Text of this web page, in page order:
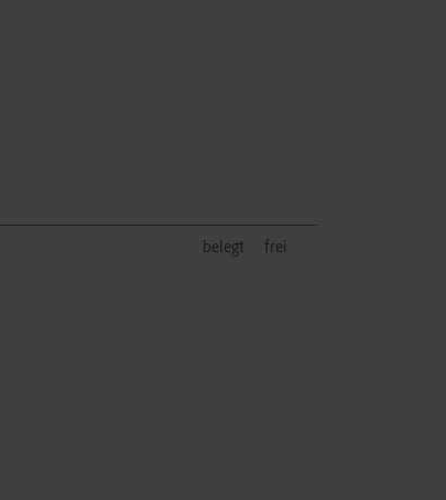
belegt frei